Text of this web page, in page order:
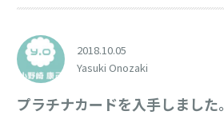
2018.10.05
Yasuki Onozaki
プラチナカードを入手しました。